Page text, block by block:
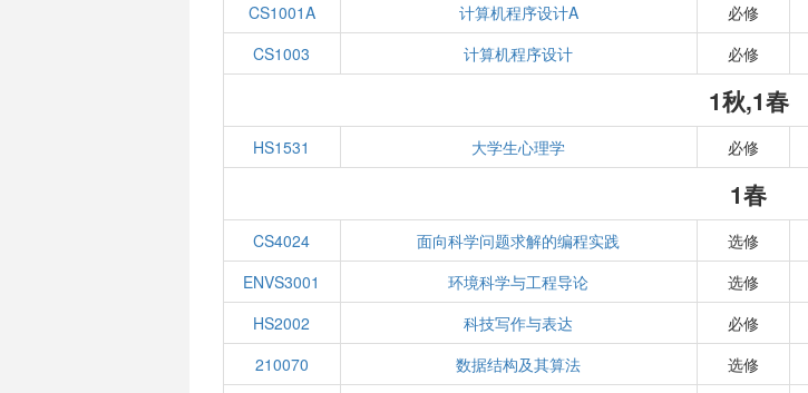
CS1001A
计算机程序设计A 必修
CS1003
计算机程序设计 必修
1秋,1春
HS1531 大学生心理学 必修
1春
CS4024 面向科学问题求解的编程实践 选修
ENVS3001
环境科学与工程导论 选修
HS2002
科技写作与表达 必修
210070
数据结构及其算法 选修